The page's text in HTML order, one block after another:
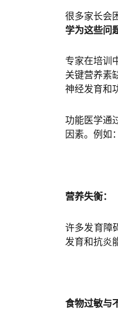
很多家长会
学为这些问
专家在培训
关键营养素
神经发育和
功能医学通
因素。例如：
营养失衡：
许多发育障
发育和抗炎
食物过敏与